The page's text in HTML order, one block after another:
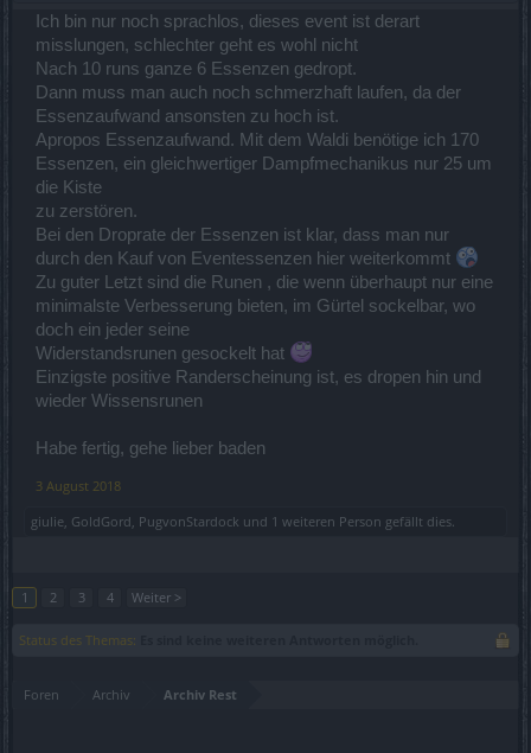
Ich bin nur noch sprachlos, dieses event ist derart
misslungen, schlechter geht es wohl nicht
Nach 10 runs ganze 6 Essenzen gedropt.
Dann muss man auch noch schmerzhaft laufen, da der
Essenzaufwand ansonsten zu hoch ist.
Apropos Essenzaufwand. Mit dem Waldi benötige ich 170
Essenzen, ein gleichwertiger Dampfmechanikus nur 25 um
die Kiste
zu zerstören.
Bei den Droprate der Essenzen ist klar, dass man nur
durch den Kauf von Eventessenzen hier weiterkommt
Zu guter Letzt sind die Runen , die wenn überhaupt nur eine
minimalste Verbesserung bieten, im Gürtel sockelbar, wo
doch ein jeder seine
Widerstandsrunen gesockelt hat
Einzigste positive Randerscheinung ist, es dropen hin und
wieder Wissensrunen
Habe fertig, gehe lieber baden
3 August 2018
giulie, GoldGord, PugvonStardock und 1 weiteren Person gefällt dies.
1 2 3 4 Weiter >
Status des Themas:
Foren Archiv Archiv Rest